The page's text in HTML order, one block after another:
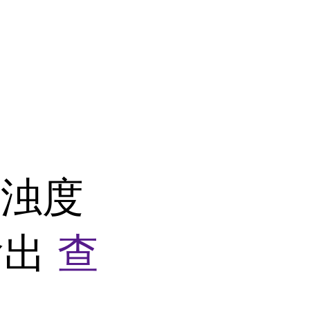
度
查